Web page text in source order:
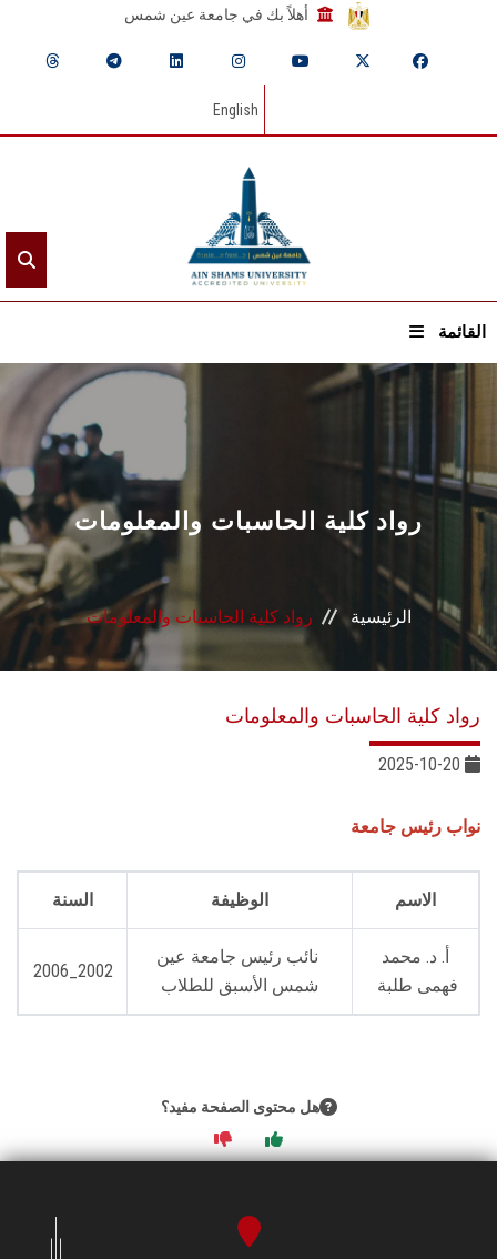
أهلاً بك في جامعة عين شمس
English
القائمة
الرئيسيـة
عن الجامعة
القطاعـات
الشئون الأكاديمية
البحث العلمي
رواد كلية الحاسبات والمعلومات
الرئيسية رواد كلية الحاسبات والمعلومات
رواد كلية الحاسبات والمعلومات
نواب رئيس جامعة
الاسم الوظيفة السنة
أ. د. محمد
فهمى طلبة
نائب رئيس جامعة عين
شمس الأسبق للطلاب
2002_2006
هل محتوى الصفحة مفيد؟